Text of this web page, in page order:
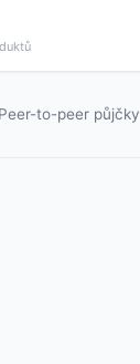
Peer-to-peer půjčky